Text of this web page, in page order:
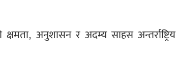
अनुशासन र अदम्य साहस अन्तर्राष्ट्रिय